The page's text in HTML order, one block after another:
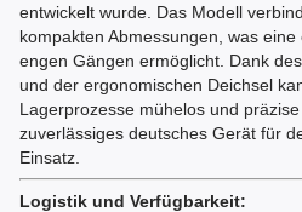
entwickelt wurde. Das Modell
kompakten Abmessungen, was
engen Gängen ermöglicht. Dank
und der ergonomischen Deichsel
Lagerprozesse mühelos und
zuverlässiges deutsches Gerät für
Einsatz.
Logistik und Verfügbarkeit: